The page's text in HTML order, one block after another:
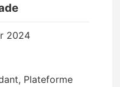
2024
Plateforme